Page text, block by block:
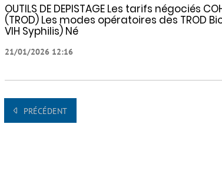
OUTILS DE DEPISTAGE Les tarifs négociés
(TROD) Les modes opératoires des TROD
VIH Syphilis) Né
21/01/2026 12:16
PRÉCÉDENT